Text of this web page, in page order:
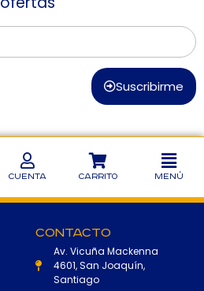
Suscribirme
Cuenta Carrito Menú
Contacto
Av. Vicuña Mackenna
4601, San Joaquín,
Santiago